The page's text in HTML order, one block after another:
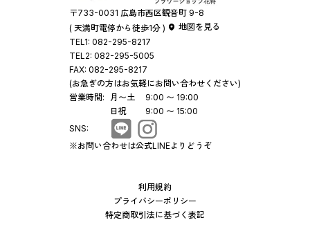
〒733-0031 広島市西区観音町 9-8
( 天満町電停から徒歩1分 )
地図を見る
TEL1: 082-295-8217
TEL2: 082-295-5005
FAX: 082-295-8217
(お急ぎの方はお気軽にお問い合わせください)
営業時間:
月〜土
9:00 〜 19:00
日祝
9:00 〜 15:00
SNS:
※お問い合わせは公式LINEよりどうぞ
利用規約
プライバシーポリシー
特定商取引法に基づく表記